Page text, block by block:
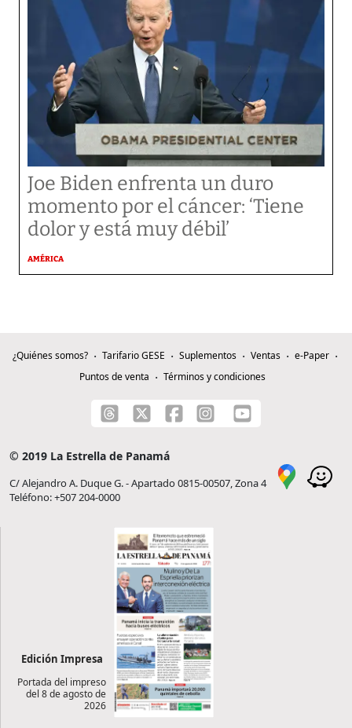
Joe Biden enfrenta un duro
momento por el cáncer: ‘Tiene
dolor y está muy débil’
AMÉRICA
¿Quiénes somos? Tarifario GESE Suplementos Ventas
e-Paper
Puntos de venta
Términos y condiciones
© 2019 La Estrella de Panamá
C/ Alejandro A. Duque G. - Apartado 0815-00507, Zona 4
Teléfono: +507 204-0000
Edición Impresa
Portada del impreso
del 8 de agosto de
2026